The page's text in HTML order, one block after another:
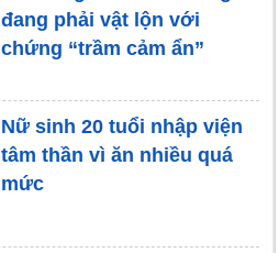
đang phải vật lộn với
chứng “trầm cảm ẩn”
Nữ sinh 20 tuổi nhập viện
tâm thần vì ăn nhiều quá
mức